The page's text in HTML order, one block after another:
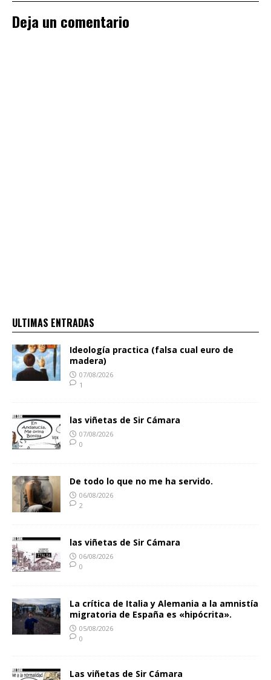
Deja un comentario
ULTIMAS ENTRADAS
Ideología practica (falsa cual euro de
madera)
07/08/2026
1
las viñetas de Sir Cámara
07/08/2026
0
De todo lo que no me ha servido.
06/08/2026
2
las viñetas de Sir Cámara
06/08/2026
0
La crítica de Italia y Alemania a la amnistía
migratoria de España es «hipócrita».
05/08/2026
0
Las viñetas de Sir Cámara